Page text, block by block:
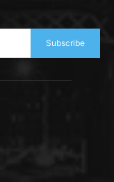
Subscribe